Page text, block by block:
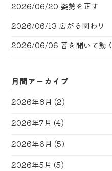
2026/06/20 姿勢を正す
2026/06/13 広がる関わり
2026/06/06 音を聞いて動く
月間アーカイブ
2026年8月 (2)
2026年7月 (4)
2026年6月 (5)
2026年5月 (5)